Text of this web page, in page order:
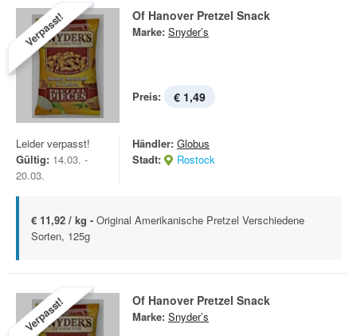
Verpasst! Of Hanover Pretzel Snack
Marke: Snyder’s
Preis: € 1,49
Leider verpasst!
Gültig: 14.03. -
20.03.
Händler: Globus
Stadt:
Rostock
€ 11,92 / kg - Original Amerikanische Pretzel Verschiedene
Sorten, 125g
Verpasst! Of Hanover Pretzel Snack
Marke: Snyder’s